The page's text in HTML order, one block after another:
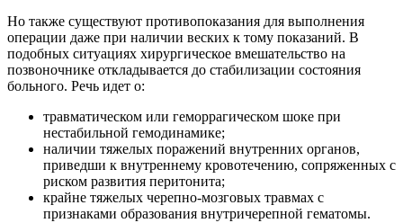
Но также существуют противопоказания для выполнения
операции даже при наличии веских к тому показаний. В
подобных ситуациях хирургическое вмешательство на
позвоночнике откладывается до стабилизации состояния
больного. Речь идет о:
травматическом или геморрагическом шоке при
нестабильной гемодинамике;
наличии тяжелых поражений внутренних органов,
приведши к внутреннему кровотечению, сопряженных с
риском развития перитонита;
крайне тяжелых черепно-мозговых травмах с
признаками образования внутричерепной гематомы.